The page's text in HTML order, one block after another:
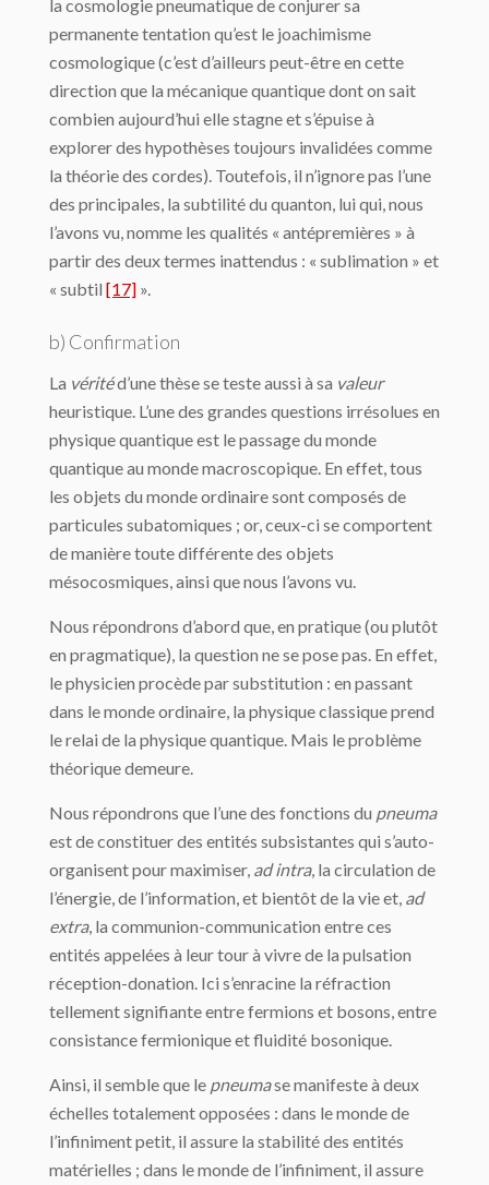
la cosmologie pneumatique de conjurer sa
permanente tentation qu’est le joachimisme
cosmologique (c’est d’ailleurs peut-être en cette
direction que la mécanique quantique dont on sait
combien aujourd’hui elle stagne et s’épuise à
explorer des hypothèses toujours invalidées comme
la théorie des cordes). Toutefois, il n’ignore pas l’une
des principales, la subtilité du quanton, lui qui, nous
l’avons vu, nomme les qualités « antépremières » à
partir des deux termes inattendus : « sublimation » et
« subtil [17] ».
b) Confirmation
La véritéd’une thèse se teste aussi à sa valeur
heuristique. L’une des grandes questions irrésolues en
physique quantique est le passage du monde
quantique au monde macroscopique. En effet, tous
les objets du monde ordinaire sont composés de
particules subatomiques ; or, ceux-ci se comportent
de manière toute différente des objets
mésocosmiques, ainsi que nous l’avons vu.
Nous répondrons d’abord que, en pratique (ou plutôt
en pragmatique), la question ne se pose pas. En effet,
le physicien procède par substitution : en passant
dans le monde ordinaire, la physique classique prend
le relai de la physique quantique. Mais le problème
théorique demeure.
Nous répondrons que l’une des fonctions du pneuma
est de constituer des entités subsistantes qui s’auto-
organisent pour maximiser, ad intra, la circulation de
l’énergie, de l’information, et bientôt de la vie et, ad
extra, la communion-communication entre ces
entités appelées à leur tour à vivre de la pulsation
réception-donation. Ici s’enracine la réfraction
tellement signifiante entre fermions et bosons, entre
consistance fermionique et fluidité bosonique.
Ainsi, il semble que le pneumase manifeste à deux
échelles totalement opposées : dans le monde de
l’infiniment petit, il assure la stabilité des entités
matérielles ; dans le monde de l’infiniment, il assure